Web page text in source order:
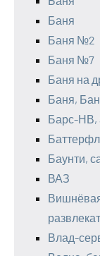
Баня
Баня №2
Баня №7
Баня на
Баня,
Барс-НВ,
Баунти,
ВАЗ
Влад-